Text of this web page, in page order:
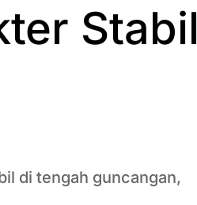
Stabil
di tengah guncangan,